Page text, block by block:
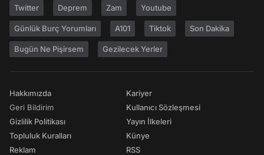
Twitter Deprem Zam Youtube
Günlük Burç Yorumları A101 Tiktok Son Dakika
Bugün Ne Pişirsem Gezilecek Yerler
Hakkımızda
Geri Bildirim
Gizlilik Politikası
Topluluk Kuralları
Reklam
Kariyer
Kullanıcı Sözleşmesi
Yayın İlkeleri
Künye
RSS